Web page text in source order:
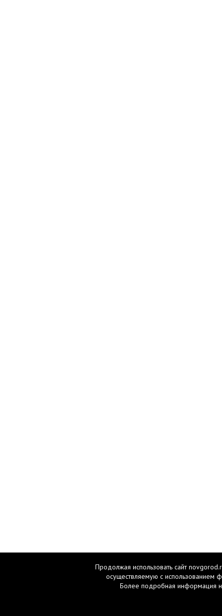
Продолжая использовать сайт
осуществляемую с использованием
Более подробная информация